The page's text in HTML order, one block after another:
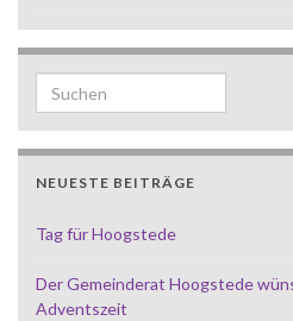
Search for:
NEUESTE BEITRÄGE
Tag für Hoogstede
Der Gemeinderat Hoogstede
Adventszeit